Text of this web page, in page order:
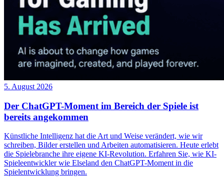
5. August 2026
Der ChatGPT-Moment im Bereich der Spiele ist
bereits angekommen
Künstliche Intelligenz hat die Art und Weise verändert, wie wir
schreiben, Bilder erstellen und Arbeiten automatisieren. Heute erlebt
die Spielebranche ihre eigene KI-Revolution. Erfahren Sie, wie KI-
Spieleentwickler wie Elseland den ChatGPT-Moment in die
Spielentwicklung bringen.